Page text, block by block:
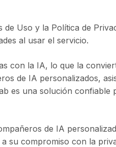
Uso y la Política de
al usar el servicio.
con la IA, lo que la
de IA personalizados,
es una solución confiable
de IA
su compromiso con la